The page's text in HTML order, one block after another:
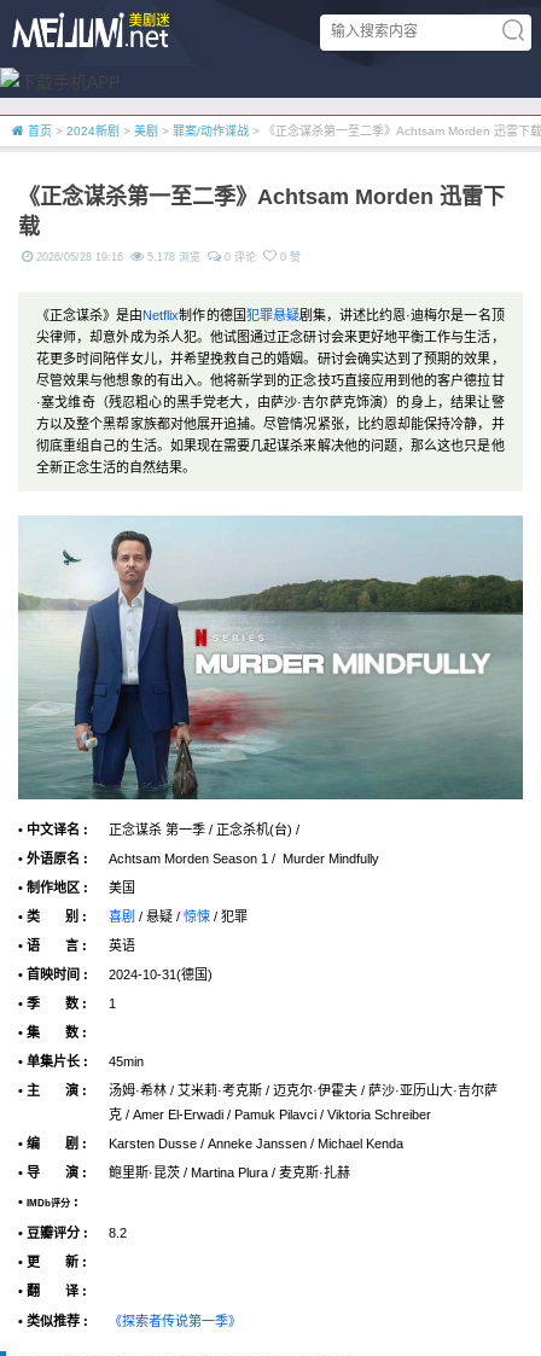
首页 > 2024新剧 > 美剧 > 罪案/动作谍战 > 《正念谋杀第一至二季》Achtsam Morden 迅雷下载
《正念谋杀第一至二季》Achtsam Morden 迅雷下
载
2026/05/28 19:16 5,178 浏览 0 评论 0 赞
《正念谋杀》是由Netflix制作的德国犯罪悬疑剧集，讲述比约恩·迪梅尔是一名顶
尖律师，却意外成为杀人犯。他试图通过正念研讨会来更好地平衡工作与生活，
花更多时间陪伴女儿，并希望挽救自己的婚姻。研讨会确实达到了预期的效果，
尽管效果与他想象的有出入。他将新学到的正念技巧直接应用到他的客户德拉甘
·塞戈维奇（残忍粗心的黑手党老大，由萨沙·吉尔萨克饰演）的身上，结果让警
方以及整个黑帮家族都对他展开追捕。尽管情况紧张，比约恩却能保持冷静，并
彻底重组自己的生活。如果现在需要几起谋杀来解决他的问题，那么这也只是他
全新正念生活的自然结果。
• 中文译名 :
正念谋杀 第一季 / 正念杀机(台) /
• 外语原名 :
Achtsam Morden Season 1 / Murder Mindfully
• 制作地区 :
美国
• 类 别 :
喜剧 / 悬疑 / 惊悚 / 犯罪
• 语 言 :
英语
• 首映时间 :
2024-10-31(德国)
• 季 数 :
1
• 集 数 :
• 单集片长 :
45min
• 主 演 :
汤姆·希林 / 艾米莉·考克斯 / 迈克尔·伊霍夫 / 萨沙·亚历山大·吉尔萨
克 / Amer El-Erwadi / Pamuk Pilavci / Viktoria Schreiber
• 编 剧 :
Karsten Dusse / Anneke Janssen / Michael Kenda
• 导 演 :
鲍里斯·昆茨 / Martina Plura / 麦克斯·扎赫
•
IMDb评分 :
• 豆瓣评分 :
8.2
• 更 新 :
• 翻 译 :
• 类似推荐 : 《探索者传说第一季》